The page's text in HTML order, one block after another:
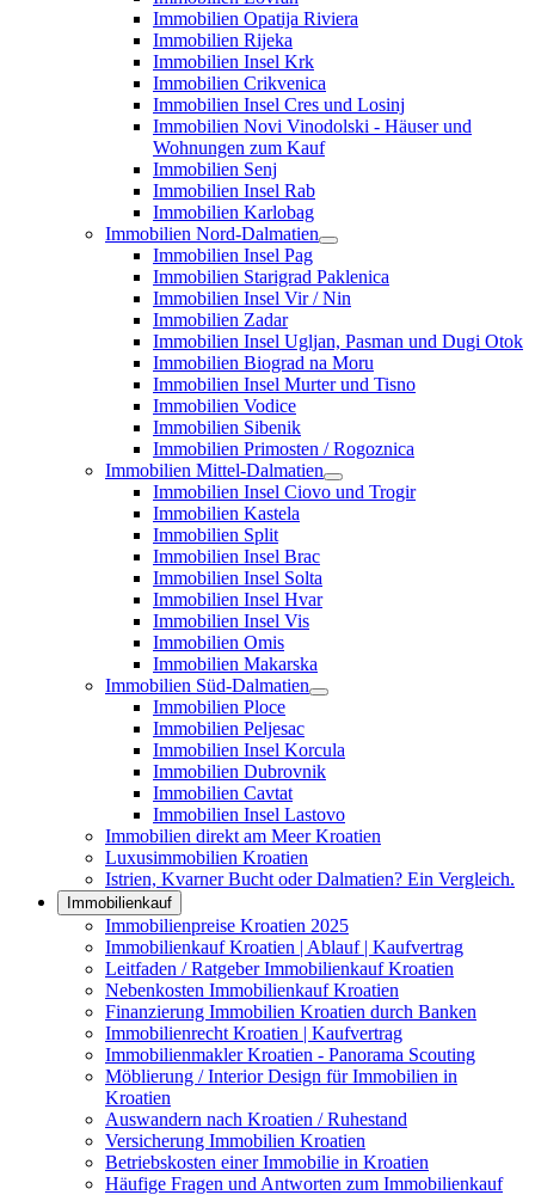
Immobilien Opatija Riviera
Immobilien Rijeka
Immobilien Insel Krk
Immobilien Crikvenica
Immobilien Insel Cres und Losinj
Immobilien Novi Vinodolski - Häuser und
Wohnungen zum Kauf
Immobilien Senj
Immobilien Insel Rab
Immobilien Karlobag
Immobilien Nord-Dalmatien
Immobilien Insel Pag
Immobilien Starigrad Paklenica
Immobilien Insel Vir / Nin
Immobilien Zadar
Immobilien Insel Ugljan, Pasman und Dugi Otok
Immobilien Biograd na Moru
Immobilien Insel Murter und Tisno
Immobilien Vodice
Immobilien Sibenik
Immobilien Primosten / Rogoznica
Immobilien Mittel-Dalmatien
Immobilien Insel Ciovo und Trogir
Immobilien Kastela
Immobilien Split
Immobilien Insel Brac
Immobilien Insel Solta
Immobilien Insel Hvar
Immobilien Insel Vis
Immobilien Omis
Immobilien Makarska
Immobilien Süd-Dalmatien
Immobilien Ploce
Immobilien Peljesac
Immobilien Insel Korcula
Immobilien Dubrovnik
Immobilien Cavtat
Immobilien Insel Lastovo
Immobilien direkt am Meer Kroatien
Luxusimmobilien Kroatien
Istrien, Kvarner Bucht oder Dalmatien? Ein Vergleich.
Immobilienkauf
Immobilienpreise Kroatien 2025
Immobilienkauf Kroatien | Ablauf | Kaufvertrag
Leitfaden / Ratgeber Immobilienkauf Kroatien
Nebenkosten Immobilienkauf Kroatien
Finanzierung Immobilien Kroatien durch Banken
Immobilienrecht Kroatien | Kaufvertrag
Immobilienmakler Kroatien - Panorama Scouting
Möblierung / Interior Design für Immobilien in
Kroatien
Auswandern nach Kroatien / Ruhestand
Versicherung Immobilien Kroatien
Betriebskosten einer Immobilie in Kroatien
Häufige Fragen und Antworten zum Immobilienkauf